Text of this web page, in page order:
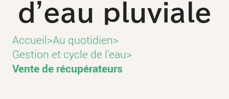
d'eau pluviale
Accueil>Au quotidien>
Gestion et cycle de l’eau>
Vente de récupérateurs